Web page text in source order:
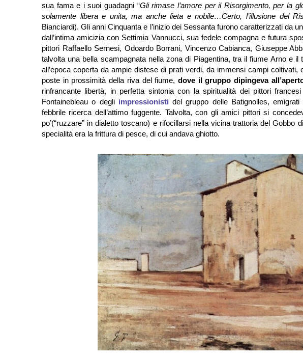
sua fama e i suoi guadagni “Gli rimase l’amore per il Risorgimento, per la
solamente libera e unita, ma anche lieta e nobile…Certo, l’illusione del
Bianciardi). Gli anni Cinquanta e l’inizio dei Sessanta furono caratterizzati da
dall’intima amicizia con Settimia Vannucci, sua fedele compagna e futura
pittori Raffaello Sernesi, Odoardo Borrani, Vincenzo Cabianca, Giuseppe
talvolta una bella scampagnata nella zona di Piagentina, tra il fiume Arno e il
all’epoca coperta da ampie distese di prati verdi, da immensi campi
poste in prossimità della riva del fiume, dove il gruppo dipingeva
rinfrancante libertà, in perfetta sintonia con la spiritualità dei pittori
Fontainebleau o degli impressionisti del gruppo delle Batignolles,
febbrile ricerca dell’attimo fuggente. Talvolta, con gli amici pittori si
po’(“ruzzare” in dialetto toscano) e rifocillarsi nella vicina trattoria del
specialità era la frittura di pesce, di cui andava ghiotto.